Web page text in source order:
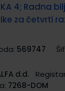
4; Radna
za četvrti
569747
d.d.
7268-DOM